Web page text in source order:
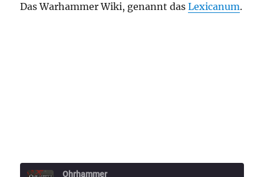
Das Warhammer Wiki, genannt dasLexicanum.
Ohrhammer